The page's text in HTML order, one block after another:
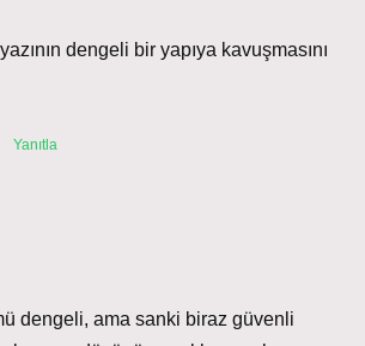
dengeli bir yapıya kavuşmasını
Yanıtla
dengeli, ama sanki biraz güvenli